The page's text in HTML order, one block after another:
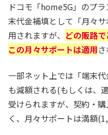
ドコモ「home5G」のプ
末代金補填として「月々
用されますが、 どの販路
この月々サポートは適用さ
一部ネット上では「端末
も減額される(もしくは、
受けられますが、契約・
く、月々サポートは満額